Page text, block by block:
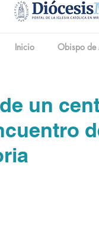
Inicio Obispo de
un